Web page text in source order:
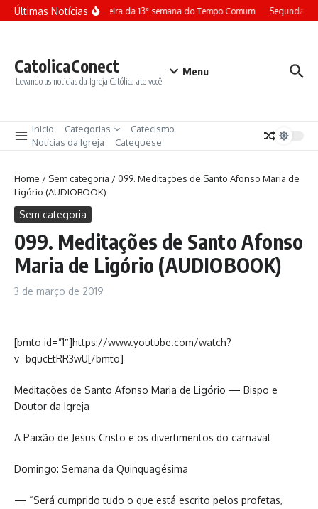
Ir para o conteúdo
Últimas NotíciasTerça-feira da 13ª semana do Tempo Comum Segunda-
CatolicaConect
Levando as noticias da Igreja Católica ate você.
Menu
Inicio Categorias
Catecismo
Notícias da Igreja
Catequese
Home / Sem categoria /099. Meditações de Santo Afonso Maria de
Ligório (AUDIOBOOK)
Sem categoria
099. Meditações de Santo Afonso
Maria de Ligório (AUDIOBOOK)
3 de março de 2019
[bmto id=”1″]https://www.youtube.com/watch?
v=bqucEtRR3wU[/bmto]
Meditações de Santo Afonso Maria de Ligório — Bispo e
Doutor da Igreja
A Paixão de Jesus Cristo e os divertimentos do carnaval
Domingo: Semana da Quinquagésima
— “Será cumprido tudo o que está escrito pelos profetas,